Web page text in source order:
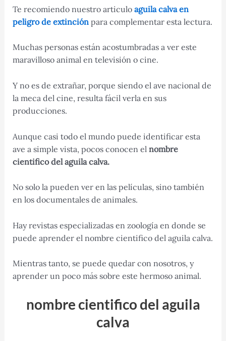
Te recomiendo nuestro articulo aguila calva en
peligro de extinciónpara complementar esta lectura.
Muchas personas están acostumbradas a ver este
maravilloso animal en televisión o cine.
Y no es de extrañar, porque siendo el ave nacional de
la meca del cine, resulta fácil verla en sus
producciones.
Aunque casi todo el mundo puede identificar esta
ave a simple vista, pocos conocen el nombre
cientifico del aguila calva.
No solo la pueden ver en las películas, sino también
en los documentales de animales.
Hay revistas especializadas en zoología en donde se
puede aprender el nombre cientifico del aguila calva.
Mientras tanto, se puede quedar con nosotros, y
aprender un poco más sobre este hermoso animal.
nombre cientifico del aguila
calva